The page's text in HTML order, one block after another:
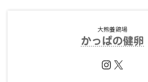
大熊養鶏場
かっぱの健卵
Instagram
X